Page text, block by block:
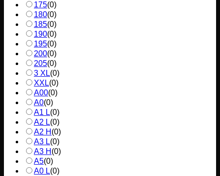
175(0)
180(0)
185(0)
190(0)
195(0)
200(0)
205(0)
3 XL(0)
XXL(0)
A00(0)
A0(0)
A1 L(0)
A2 L(0)
A2 H (0)
A3 L(0)
A3 H (0)
A5(0)
A0 L(0)